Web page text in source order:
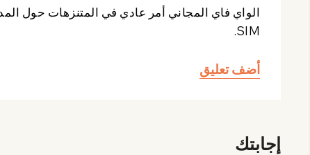
الواي فاي المجاني أمر عادي في المتنزهات حول
SIM.
أضف تعليق
إجابتك